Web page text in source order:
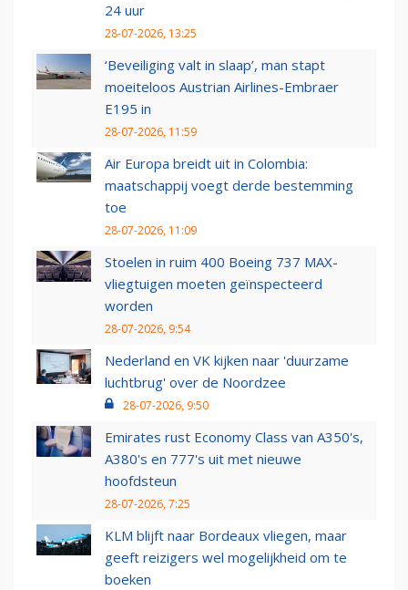
24 uur
28-07-2026, 13:25
‘Beveiliging valt in slaap’, man stapt
moeiteloos Austrian Airlines-Embraer
E195 in
28-07-2026, 11:59
Air Europa breidt uit in Colombia:
maatschappij voegt derde bestemming
toe
28-07-2026, 11:09
Stoelen in ruim 400 Boeing 737 MAX-
vliegtuigen moeten geïnspecteerd
worden
28-07-2026, 9:54
Nederland en VK kijken naar 'duurzame
luchtbrug' over de Noordzee
28-07-2026, 9:50
Emirates rust Economy Class van A350's,
A380's en 777's uit met nieuwe
hoofdsteun
28-07-2026, 7:25
KLM blijft naar Bordeaux vliegen, maar
geeft reizigers wel mogelijkheid om te
boeken